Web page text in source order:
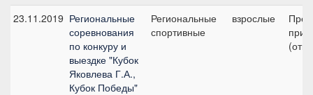
23.11.2019 Региональные
соревнования
по конкуру и
выездке "Кубок
Яковлева Г.А.,
Кубок Победы"
Региональные
спортивные
взрослые